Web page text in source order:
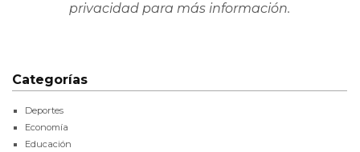
privacidad para más información.
Categorías
Deportes
Economía
Educación